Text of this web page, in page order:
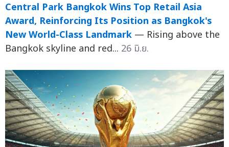
Central Park Bangkok Wins Top Retail Asia
Award, Reinforcing Its Position as Bangkok's
New World-Class Landmark — Rising above the
Bangkok skyline and red... 26 มิ.ย.